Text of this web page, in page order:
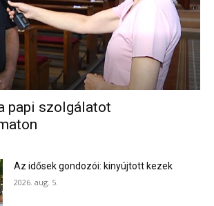
papi szolgálatot
Az idősek gondozói: kinyújtott kezek
2026. aug. 5.